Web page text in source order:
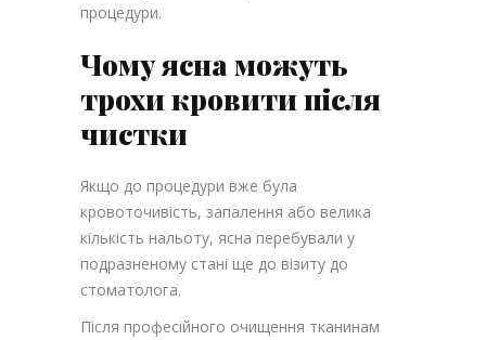
процедури.
Чому ясна можуть
трохи кровити після
чистки
Якщо до процедури вже була
кровоточивість, запалення або велика
кількість нальоту, ясна перебували у
подразненому стані ще до візиту до
стоматолога.
Після професійного очищення тканинам